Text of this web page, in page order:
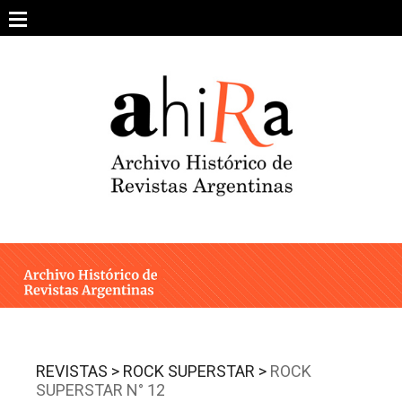
content
ARCHIVO DE REVISTAS
ESTUDIOS CRÍTICOS
INTEGRANTES
CONTACTO
REVISTAS > ROCK SUPERSTAR > ROCK
SUPERSTAR N° 12